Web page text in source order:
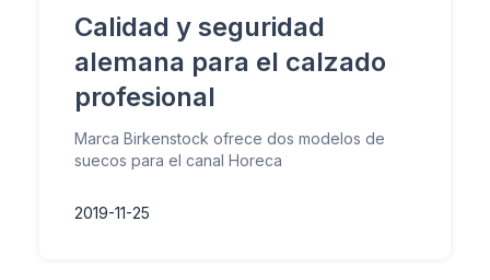
Calidad y seguridad
alemana para el calzado
profesional
Marca Birkenstock ofrece dos modelos de
suecos para el canal Horeca
2019-11-25